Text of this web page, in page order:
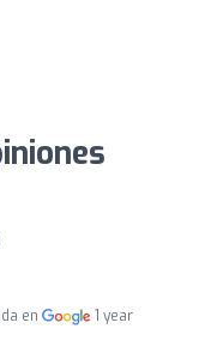
en
1 year